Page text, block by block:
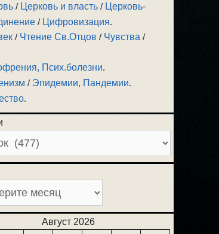
/ Церковь и власть / Церковь-
/ Цифровизация.
/ Чтение Св.Отцов / Чувства /
Псих.болезни.
/ Эпидемии, Пандемии.
.
Август 2026